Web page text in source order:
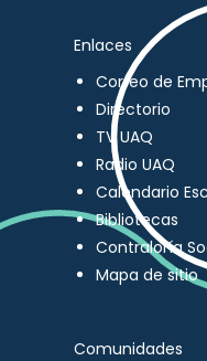
Enlaces
Correo de
Directorio
TV UAQ
Radio UAQ
Calendario
Bibliotecas
Contraloría
Mapa de sitio
Comunidades